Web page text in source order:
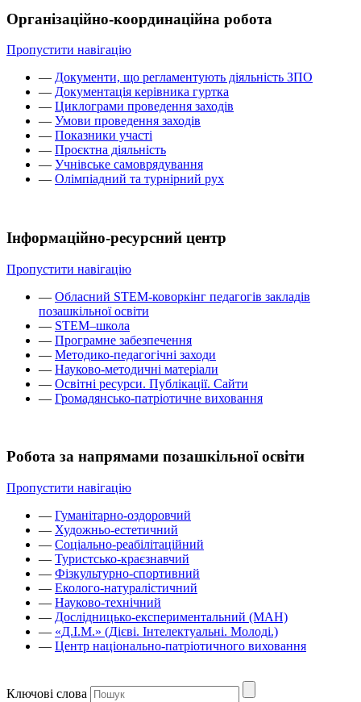
Організаційно-координаційна робота
Пропустити навігацію
— Документи, що регламентують діяльність ЗПО
— Документація керівника гуртка
— Циклограми проведення заходів
— Умови проведення заходів
— Показники участі
— Проєктна діяльність
— Учнівське самоврядування
— Олімпіадний та турнірний рух
Інформаційно-ресурсний центр
Пропустити навігацію
— Обласний STEM-коворкінг педагогів закладів
позашкільної освіти
— STEM–школа
— Програмне забезпечення
— Методико-педагогічні заходи
— Науково-методичні матеріали
— Освітні ресурси. Публікації. Сайти
— Громадянсько-патріотичне виховання
Робота за напрямами позашкільної освіти
Пропустити навігацію
— Гуманітарно-оздоровчий
— Художньо-естетичний
— Соціально-реабілітаційний
— Туристсько-краєзнавчий
— Фізкультурно-спортивний
— Еколого-натуралістичний
— Науково-технічний
— Дослідницько-експериментальний (МАН)
— «Д.І.М.» (Дієві. Інтелектуальні. Молоді.)
— Центр національно-патріотичного виховання
Ключові слова